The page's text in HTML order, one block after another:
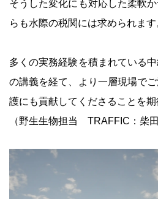
そうした変化にも対応した柔軟
らも水際の税関には求められます
多くの実務経験を積まれている
の講義を経て、より一層現場で
護にも貢献してくださることを期
（野生生物担当 TRAFFIC：柴田